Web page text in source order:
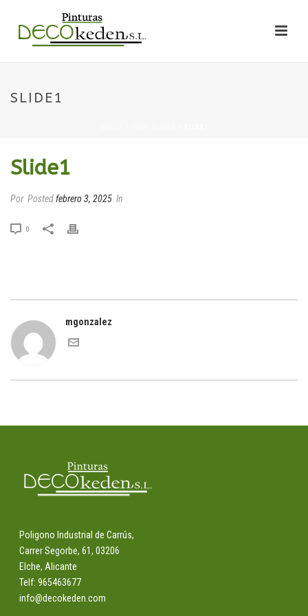
SLIDE1
Slide1
Por Posted febrero 3, 2025 In
0
mgonzalez
Poligono Industrial de Carrús,
Carrer Segorbe, 61, 03206
Elche, Alicante
Telf: 965463677
info@decokeden.com